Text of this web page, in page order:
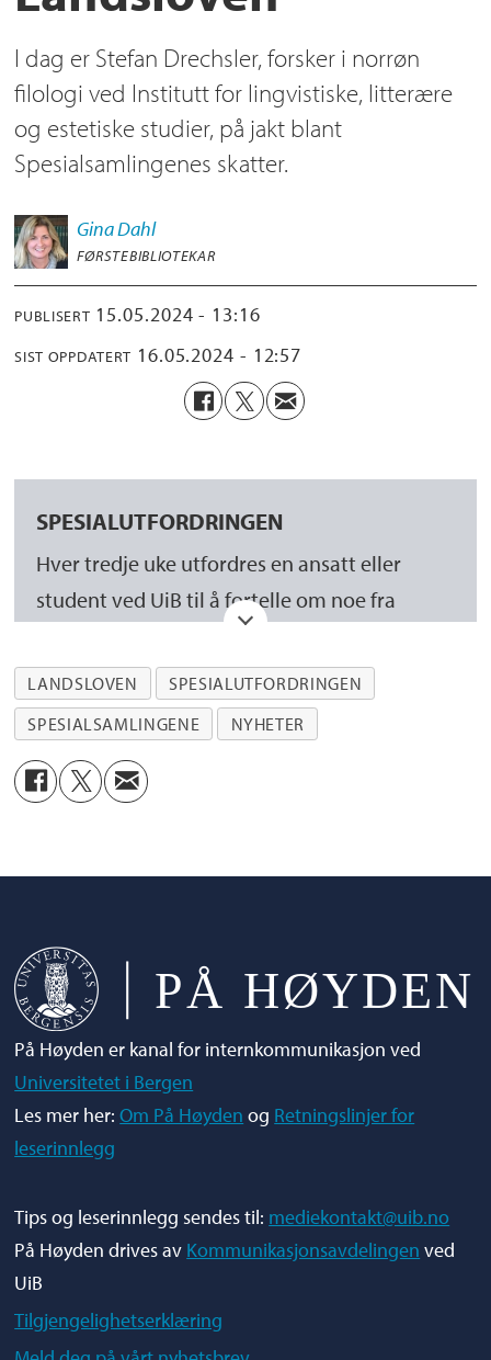
I dag er Stefan Drechsler, forsker i norrøn
filologi ved Institutt for lingvistiske, litterære
og estetiske studier, på jakt blant
Spesialsamlingenes skatter.
GinaDahl
FØRSTEBIBLIOTEKAR
PUBLISERT 15.05.2024 - 13:16
SIST OPPDATERT 16.05.2024 - 12:57
SPESIALUTFORDRINGEN
Hver tredje uke utfordres en ansatt eller
student ved UiB til å fortelle om noe fra
Du velger ut en skatt fra Spesialsamlingen
som du vil prate om, og bruker 2-3 minutter
til å fortelle om hvorfor du valgte nettopp
den.
LANDSLOVEN
SPESIALUTFORDRINGEN
SPESIALSAMLINGENE
NYHETER
På Høyden er kanal for internkommunikasjon ved
Universitetet i Bergen
Les mer her:Om På Høyden og Retningslinjer for
leserinnlegg
Tips og leserinnlegg sendes til: mediekontakt@uib.no
På Høyden drives av Kommunikasjonsavdelingen ved
UiB
Tilgjengelighetserklæring